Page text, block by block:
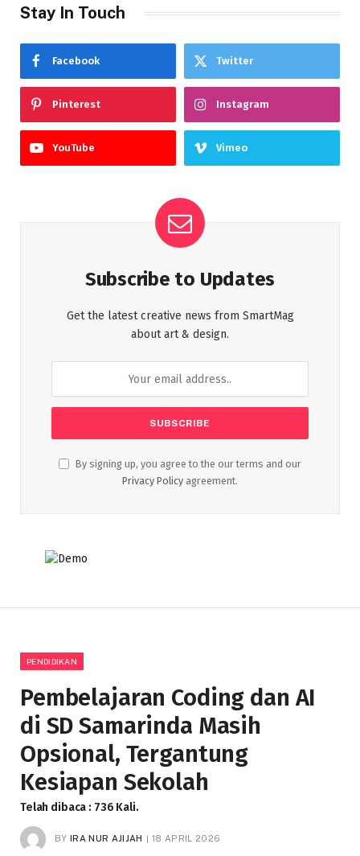
Stay In Touch
Facebook Twitter
Pinterest Instagram
YouTube Vimeo
Subscribe to Updates
Get the latest creative news from SmartMag
about art & design.
By signing up, you agree to the our terms and our
Privacy Policy agreement.
PENDIDIKAN
Pembelajaran Coding dan AI
di SD Samarinda Masih
Opsional, Tergantung
Kesiapan Sekolah
Telah dibaca : 736 Kali.
BY IRA NUR AJIJAH 18 APRIL 2026